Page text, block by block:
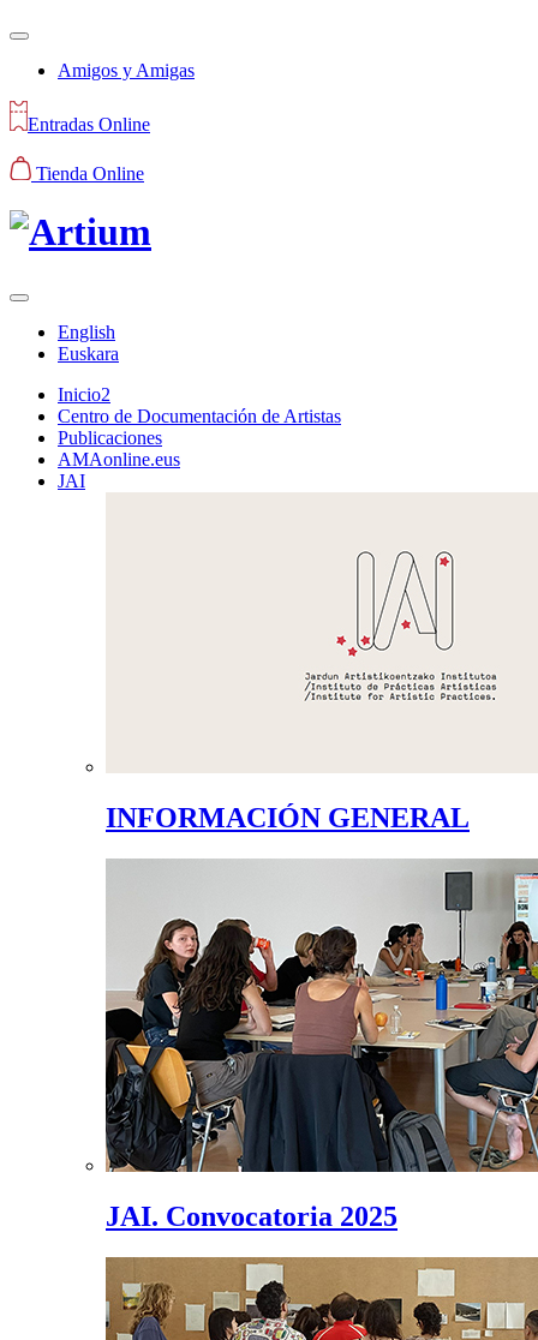
Amigos y Amigas
Entradas Online
Tienda Online
English
Euskara
Inicio2
Centro de Documentación de Artistas
Publicaciones
AMAonline.eus
JAI
INFORMACIÓN GENERAL
JAI. Convocatoria 2025